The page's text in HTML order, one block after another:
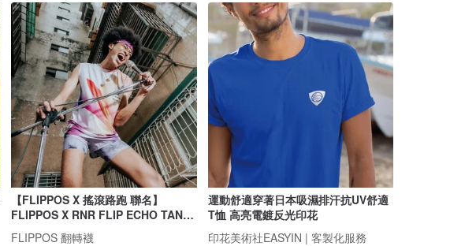
【FLIPPOS X 搖滾路跑 聯名】
FLIPPOS X RNR FLIP ECHO TANK
TEE
FLIPPOS 翻轉襪
運動舒適穿著日本吸濕排汗抗UV舒適
T恤 高亮電鍍反光印花
印花美術社EASYIN | 客製化服務